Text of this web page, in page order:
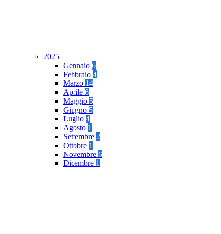
2025
Gennaio 6
Febbraio 4
Marzo 14
Aprile 6
Maggio 5
Giugno 5
Luglio 4
Agosto 1
Settembre 2
Ottobre 1
Novembre 6
Dicembre 1